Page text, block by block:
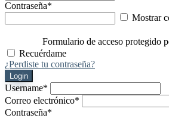
Contraseña*
Mostrar
Formulario de acceso protegido
Recuérdame
¿Perdiste tu contraseña?
Login
Username*
Correo electrónico*
Contraseña*